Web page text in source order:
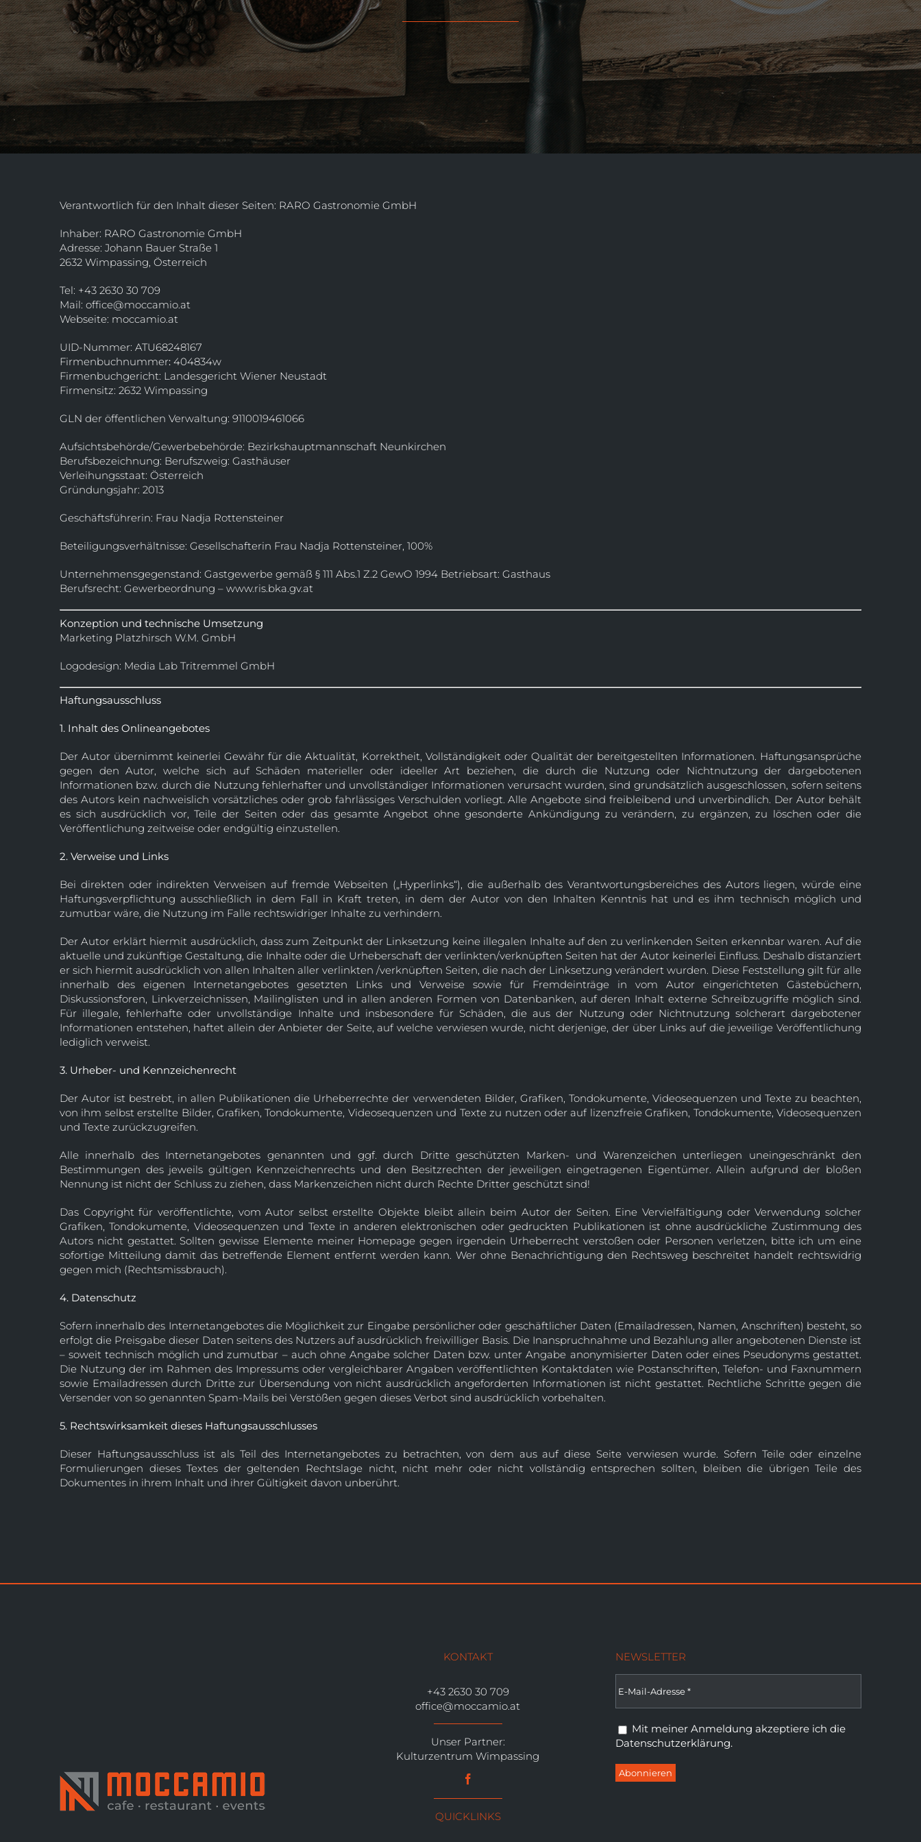
Verantwortlich für den Inhalt dieser Seiten: RARO Gastronomie GmbH
Inhaber: RARO Gastronomie GmbH
Adresse: Johann Bauer Straße 1
2632 Wimpassing, Österreich
Tel: +43 2630 30 709
Mail: office@moccamio.at
Webseite: moccamio.at
UID-Nummer: ATU68248167
Firmenbuchnummer:404834w
Firmenbuchgericht: Landesgericht Wiener Neustadt
Firmensitz: 2632 Wimpassing
GLN der öffentlichen Verwaltung: 9110019461066
Aufsichtsbehörde/Gewerbebehörde: Bezirkshauptmannschaft Neunkirchen
Berufsbezeichnung: Berufszweig: Gasthäuser
Verleihungsstaat: Österreich
Gründungsjahr: 2013
Geschäftsführerin: Frau Nadja Rottensteiner
Beteiligungsverhältnisse: Gesellschafterin Frau Nadja Rottensteiner, 100%
Unternehmensgegenstand: Gastgewerbe gemäß § 111 Abs.1 Z.2 GewO 1994 Betriebsart: Gasthaus
Berufsrecht: Gewerbeordnung – www.ris.bka.gv.at
Konzeption und technische Umsetzung
Marketing Platzhirsch W.M. GmbH
Logodesign: Media Lab Tritremmel GmbH
Haftungsausschluss
1. Inhalt des Onlineangebotes
Der Autor übernimmt keinerlei Gewähr für die Aktualität, Korrektheit, Vollständigkeit oder Qualität der bereitgestellten Informationen. Haftungsansprüche
gegen den Autor, welche sich auf Schäden materieller oder ideeller Art beziehen, die durch die Nutzung oder Nichtnutzung der dargebotenen
Informationen bzw. durch die Nutzung fehlerhafter und unvollständiger Informationen verursacht wurden, sind grundsätzlich ausgeschlossen, sofern seitens
des Autors kein nachweislich vorsätzliches oder grob fahrlässiges Verschulden vorliegt. Alle Angebote sind freibleibend und unverbindlich. Der Autor behält
es sich ausdrücklich vor, Teile der Seiten oder das gesamte Angebot ohne gesonderte Ankündigung zu verändern, zu ergänzen, zu löschen oder die
Veröffentlichung zeitweise oder endgültig einzustellen.
2. Verweise und Links
Bei direkten oder indirekten Verweisen auf fremde Webseiten („Hyperlinks“), die außerhalb des Verantwortungsbereiches des Autors liegen, würde eine
Haftungsverpflichtung ausschließlich in dem Fall in Kraft treten, in dem der Autor von den Inhalten Kenntnis hat und es ihm technisch möglich und
zumutbar wäre, die Nutzung im Falle rechtswidriger Inhalte zu verhindern.
Der Autor erklärt hiermit ausdrücklich, dass zum Zeitpunkt der Linksetzung keine illegalen Inhalte auf den zu verlinkenden Seiten erkennbar waren. Auf die
aktuelle und zukünftige Gestaltung, die Inhalte oder die Urheberschaft der verlinkten/verknüpften Seiten hat der Autor keinerlei Einfluss. Deshalb distanziert
er sich hiermit ausdrücklich von allen Inhalten aller verlinkten /verknüpften Seiten, die nach der Linksetzung verändert wurden. Diese Feststellung gilt für alle
innerhalb des eigenen Internetangebotes gesetzten Links und Verweise sowie für Fremdeinträge in vom Autor eingerichteten Gästebüchern,
Diskussionsforen, Linkverzeichnissen, Mailinglisten und in allen anderen Formen von Datenbanken, auf deren Inhalt externe Schreibzugriffe möglich sind.
Für illegale, fehlerhafte oder unvollständige Inhalte und insbesondere für Schäden, die aus der Nutzung oder Nichtnutzung solcherart dargebotener
Informationen entstehen, haftet allein der Anbieter der Seite, auf welche verwiesen wurde, nicht derjenige, der über Links auf die jeweilige Veröffentlichung
lediglich verweist.
3. Urheber- und Kennzeichenrecht
Der Autor ist bestrebt, in allen Publikationen die Urheberrechte der verwendeten Bilder, Grafiken, Tondokumente, Videosequenzen und Texte zu beachten,
von ihm selbst erstellte Bilder, Grafiken, Tondokumente, Videosequenzen und Texte zu nutzen oder auf lizenzfreie Grafiken, Tondokumente, Videosequenzen
und Texte zurückzugreifen.
Alle innerhalb des Internetangebotes genannten und ggf. durch Dritte geschützten Marken- und Warenzeichen unterliegen uneingeschränkt den
Bestimmungen des jeweils gültigen Kennzeichenrechts und den Besitzrechten der jeweiligen eingetragenen Eigentümer. Allein aufgrund der bloßen
Nennung ist nicht der Schluss zu ziehen, dass Markenzeichen nicht durch Rechte Dritter geschützt sind!
Das Copyright für veröffentlichte, vom Autor selbst erstellte Objekte bleibt allein beim Autor der Seiten. Eine Vervielfältigung oder Verwendung solcher
Grafiken, Tondokumente, Videosequenzen und Texte in anderen elektronischen oder gedruckten Publikationen ist ohne ausdrückliche Zustimmung des
Autors nicht gestattet. Sollten gewisse Elemente meiner Homepage gegen irgendein Urheberrecht verstoßen oder Personen verletzen, bitte ich um eine
sofortige Mitteilung damit das betreffende Element entfernt werden kann. Wer ohne Benachrichtigung den Rechtsweg beschreitet handelt rechtswidrig
gegen mich (Rechtsmissbrauch).
4. Datenschutz
Sofern innerhalb des Internetangebotes die Möglichkeit zur Eingabe persönlicher oder geschäftlicher Daten (Emailadressen, Namen, Anschriften) besteht, so
erfolgt die Preisgabe dieser Daten seitens des Nutzers auf ausdrücklich freiwilliger Basis. Die Inanspruchnahme und Bezahlung aller angebotenen Dienste ist
– soweit technisch möglich und zumutbar – auch ohne Angabe solcher Daten bzw. unter Angabe anonymisierter Daten oder eines Pseudonyms gestattet.
Die Nutzung der im Rahmen des Impressums oder vergleichbarer Angaben veröffentlichten Kontaktdaten wie Postanschriften, Telefon- und Faxnummern
sowie Emailadressen durch Dritte zur Übersendung von nicht ausdrücklich angeforderten Informationen ist nicht gestattet. Rechtliche Schritte gegen die
Versender von so genannten Spam-Mails bei Verstößen gegen dieses Verbot sind ausdrücklich vorbehalten.
5. Rechtswirksamkeit dieses Haftungsausschlusses
Dieser Haftungsausschluss ist als Teil des Internetangebotes zu betrachten, von dem aus auf diese Seite verwiesen wurde. Sofern Teile oder einzelne
Formulierungen dieses Textes der geltenden Rechtslage nicht, nicht mehr oder nicht vollständig entsprechen sollten, bleiben die übrigen Teile des
Dokumentes in ihrem Inhalt und ihrer Gültigkeit davon unberührt.
KONTAKT
+43 2630 30 709
office@moccamio.at
Unser Partner:
Kulturzentrum Wimpassing
QUICKLINKS
NEWSLETTER
Mit meiner Anmeldung akzeptiere ich die
Datenschutzerklärung.